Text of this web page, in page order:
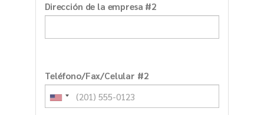
Dirección de la empresa #2
Teléfono/Fax/Celular #2